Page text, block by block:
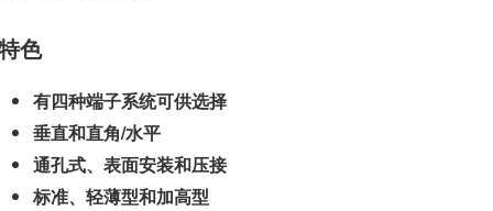
色
有四种端子系统可供选择
垂直和直角/水平
通孔式、表面安装和压接
标准、轻薄型和加高型